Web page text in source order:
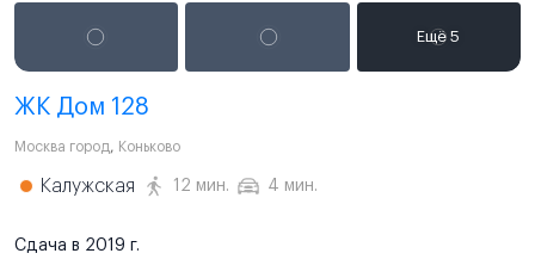
ЖК Дом 128
Москва город, Коньково
Калужская 12 мин. 4 мин.
Сдача в 2019 г.